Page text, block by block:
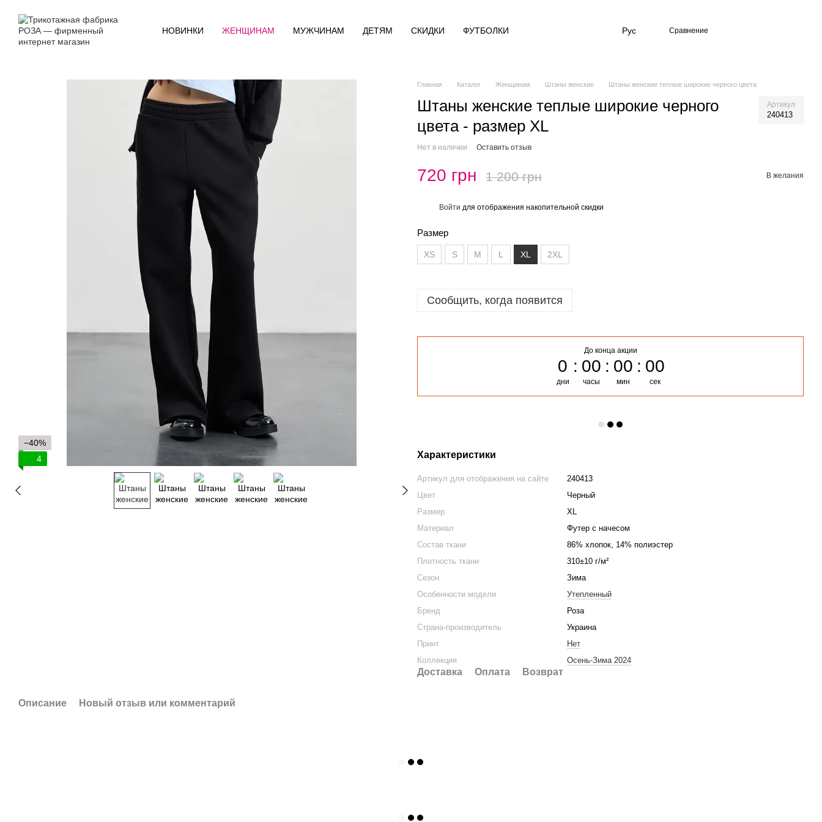
НОВИНКИ ЖЕНЩИНАМ МУЖЧИНАМ ДЕТЯМ СКИДКИ ФУТБОЛКИ Рус Сравнение
−40%
4
Главная Каталог Женщинам Штаны женские Штаны женские теплые широкие черного цвета
Штаны женские теплые широкие черного
цвета - размер XL
Артикул
240413
Нет в наличии Оставить отзыв
720 грн 1 200 грн В желания
Войти для отображения накопительной скидки
Размер
XS S M L XL 2XL
Сообщить, когда появится
До конца акции
0
дни
00
часы
00
мин
00
сек
Характеристики
Артикул для отображения на сайте
240413
Цвет
Черный
Размер
XL
Материал
Футер с начесом
Состав ткани
86% хлопок, 14% полиэстер
Плотность ткани
310±10 г/м²
Сезон
Зима
Особенности модели
Утепленный
Бренд
Роза
Страна-производитель
Украина
Принт
Нет
Коллекция
Осень-Зима 2024
Доставка Оплата Возврат
Описание Новый отзыв или комментарий